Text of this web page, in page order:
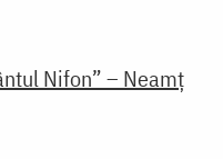
Nifon” – Neamț